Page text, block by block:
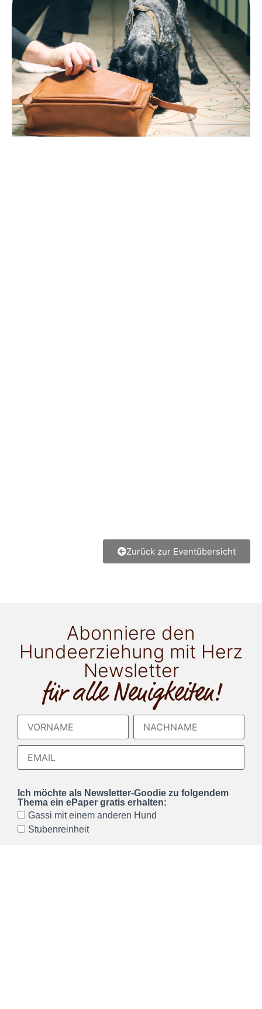
Zurück zur Eventübersicht
Abonniere den
Hundeerziehung mit Herz
Newsletter
für alle Neuigkeiten!
Ich möchte als Newsletter-Goodie zu folgendem
Thema ein ePaper gratis erhalten:
Gassi mit einem anderen Hund
Stubenreinheit